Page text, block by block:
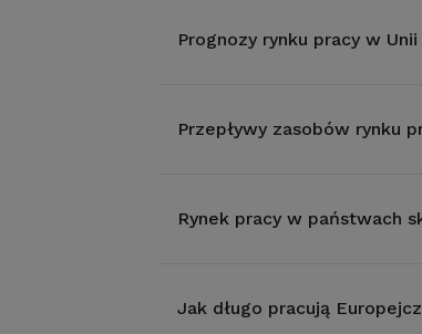
Prognozy rynku pracy w
Przepływy zasobów rynku
Rynek pracy w państwach
Jak długo pracują